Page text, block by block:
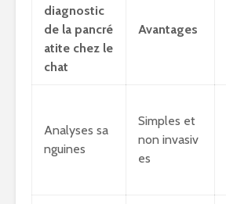
diagnostic
de la pancré
atite chez le
chat
Avantages
Analyses sa
nguines
Simples et
non invasiv
es